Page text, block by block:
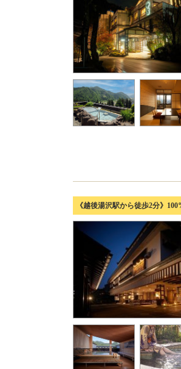
《越後湯沢駅から徒歩2分》